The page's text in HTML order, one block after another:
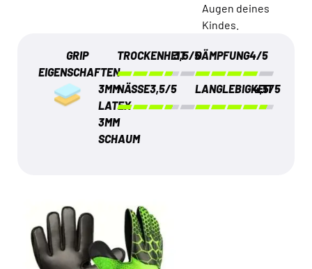
Augen deines
Kindes.
GRIP
EIGENSCHAFTEN
3MM
LATEX
3MM
SCHAUM
TROCKENHEIT3,5/5
NÄSSE3,5/5
DÄMPFUNG4/5
LANGLEBIGKEIT
4,5/5